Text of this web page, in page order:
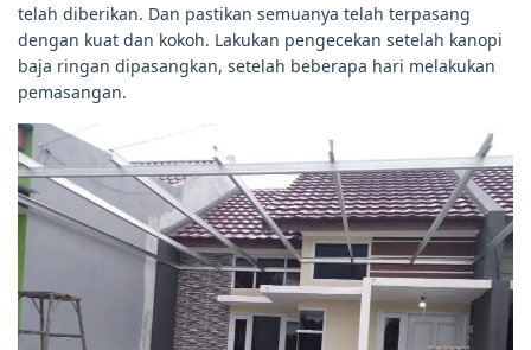
telah diberikan. Dan pastikan semuanya telah terpasang
dengan kuat dan kokoh. Lakukan pengecekan setelah kanopi
baja ringan dipasangkan, setelah beberapa hari melakukan
pemasangan.